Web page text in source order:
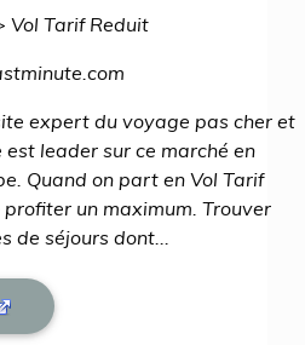
Vol Tarif Reduit
expert du voyage pas cher et
leader sur ce marché en
Quand on part en Vol Tarif
un maximum. Trouver
de séjours dont...